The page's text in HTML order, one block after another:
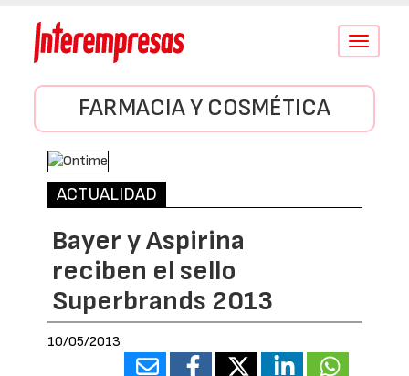
Conmutar
FARMACIA Y COSMÉTICA
ACTUALIDAD
Bayer y Aspirina
reciben el sello
Superbrands 2013
10/05/2013